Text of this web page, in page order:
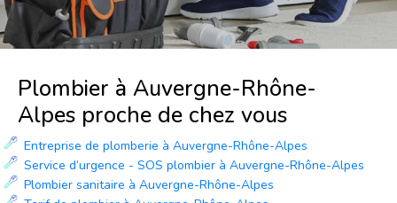
Plombier à Auvergne-Rhône-
Alpes proche de chez vous
Entreprise de plomberie à Auvergne-Rhône-Alpes
Service d’urgence - SOS plombier à Auvergne-Rhône-Alpes
Plombier sanitaire à Auvergne-Rhône-Alpes